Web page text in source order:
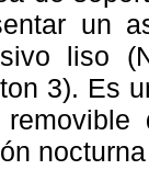
un
liso
3). Es